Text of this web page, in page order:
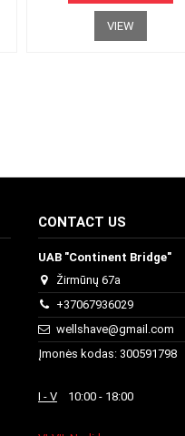
VIEW
CONTACT US
UAB "Continent Bridge"
Žirmūnų 67a
+37067936029
wellshave@gmail.com
Įmonės kodas: 300591798
I - V 10:00 - 18:00